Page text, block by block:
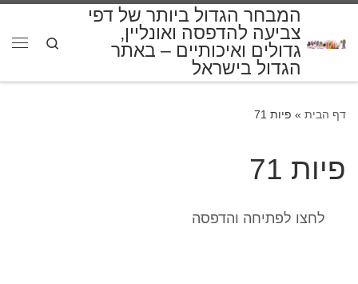
המבחר הגדול ביותר של דפי
צביעה להדפסה ואונליין,
גדולים ואיכותיים – באתר
הגדול בישראל
Search
דף הבית » פיות 71
פיות 71
לחצו לפתיחה והדפסה